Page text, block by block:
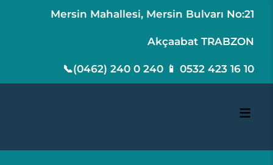
Mersin Mahallesi, Mersin Bulvarı No:21
Akçaabat TRABZON
📞(0462) 240 0 240 📱 0532 423 16 10